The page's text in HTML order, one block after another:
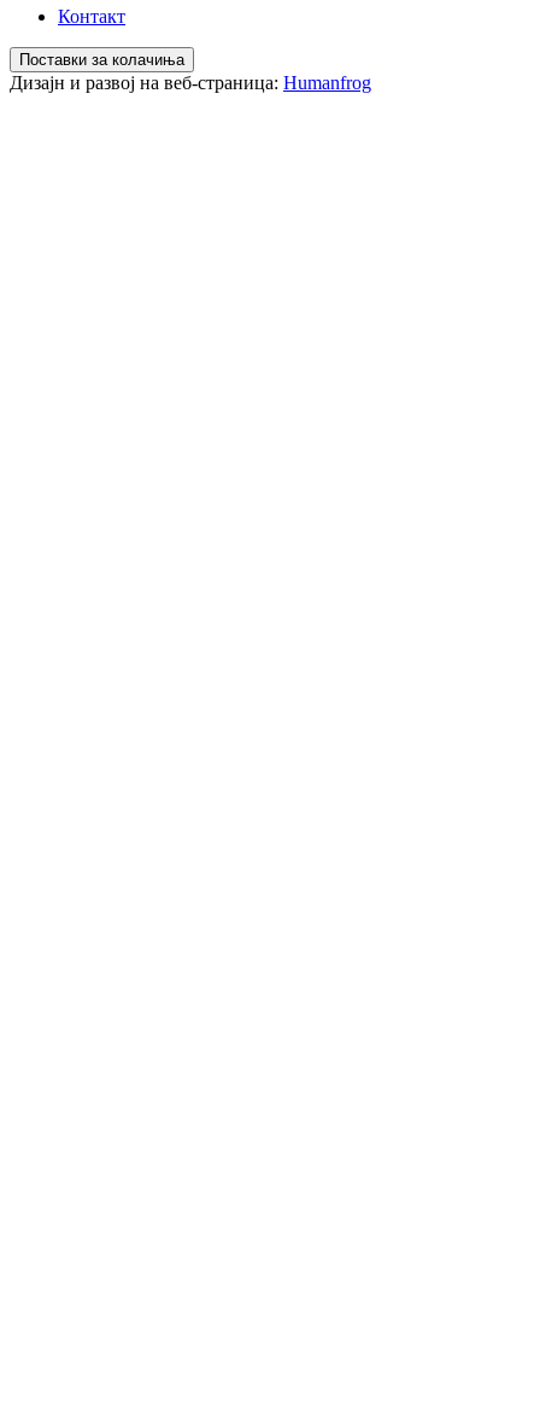
Контакт
Поставки за колачиња
Дизајн и развој на веб-страница: Humanfrog